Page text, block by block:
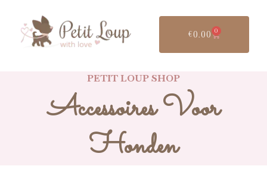
€0.00 0
PETIT LOUP SHOP
Accessoires Voor
Honden